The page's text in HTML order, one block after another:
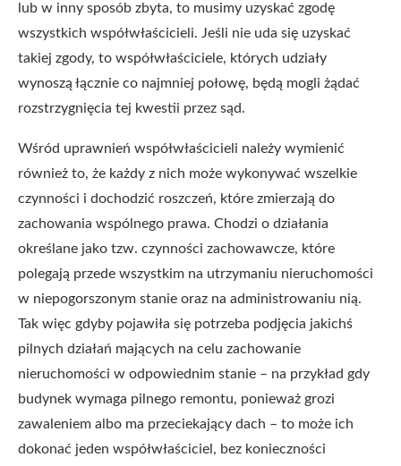
lub w inny sposób zbyta, to musimy uzyskać zgodę
wszystkich współwłaścicieli. Jeśli nie uda się uzyskać
takiej zgody, to współwłaściciele, których udziały
wynoszą łącznie co najmniej połowę, będą mogli żądać
rozstrzygnięcia tej kwestii przez sąd.
Wśród uprawnień współwłaścicieli należy wymienić
również to, że każdy z nich może wykonywać wszelkie
czynności i dochodzić roszczeń, które zmierzają do
zachowania wspólnego prawa. Chodzi o działania
określane jako tzw. czynności zachowawcze, które
polegają przede wszystkim na utrzymaniu nieruchomości
w niepogorszonym stanie oraz na administrowaniu nią.
Tak więc gdyby pojawiła się potrzeba podjęcia jakichś
pilnych działań mających na celu zachowanie
nieruchomości w odpowiednim stanie – na przykład gdy
budynek wymaga pilnego remontu, ponieważ grozi
zawaleniem albo ma przeciekający dach – to może ich
dokonać jeden współwłaściciel, bez konieczności